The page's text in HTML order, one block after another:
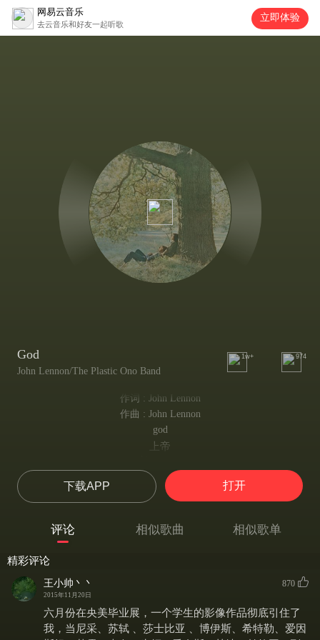
网易云音乐
去云音乐和好友一起听歌
立即体验
God
John Lennon/The Plastic Ono Band
1w+ 974
作词 : John Lennon
作曲 : John Lennon
god
上帝
上帝是一个概念
by which we measure
我们据此衡量
我们的苦痛
by which we measure
我们据此衡量
下载APP 打开
评论 相似歌曲 相似歌单
精彩评论
王小帅丶丶
2015年11月20日
870
六月份在央美毕业展，一个学生的影像作品彻底引住了
我，当尼采、苏轼 、莎士比亚 、博伊斯、希特勒、爱因